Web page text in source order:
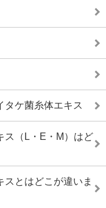
タケ菌糸体エキス
ス（L・E・M）はど
スとはどこが違いま